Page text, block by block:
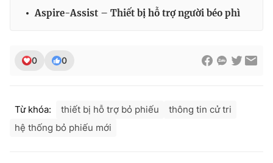
® Cấm sao chép dưới mọi hình thức nếu không có sự chấp
thuận bằng văn bản. Ghi rõ nguồn VTV.vn khi phát hành lại
thông tin từ website này.
Aspire-Assist – Thiết bị hỗ trợ người béo phì
0 0
Từ khóa: thiết bị hỗ trợ bỏ phiếu
thông tin cử tri
hệ thống bỏ phiếu mới